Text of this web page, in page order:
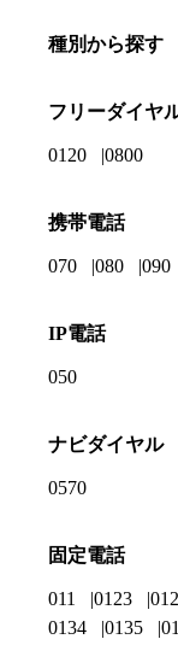
種別から探す
フリーダイヤ
0120 0800
携帯電話
070 080 090
IP電話
050
ナビダイヤル
0570
固定電話
011 0123
0134
0135